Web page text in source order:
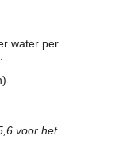
water per
voor het